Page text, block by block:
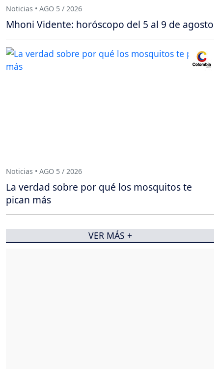
Noticias • AGO 5 / 2026
Mhoni Vidente: horóscopo del 5 al 9 de agosto
Noticias • AGO 5 / 2026
La verdad sobre por qué los mosquitos te
pican más
VER MÁS +